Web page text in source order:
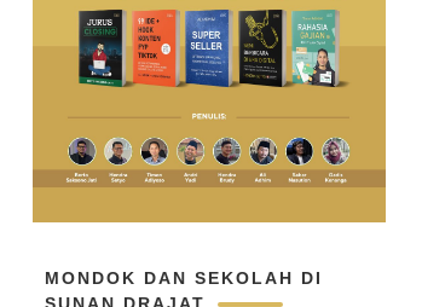
MONDOK DAN SEKOLAH DI